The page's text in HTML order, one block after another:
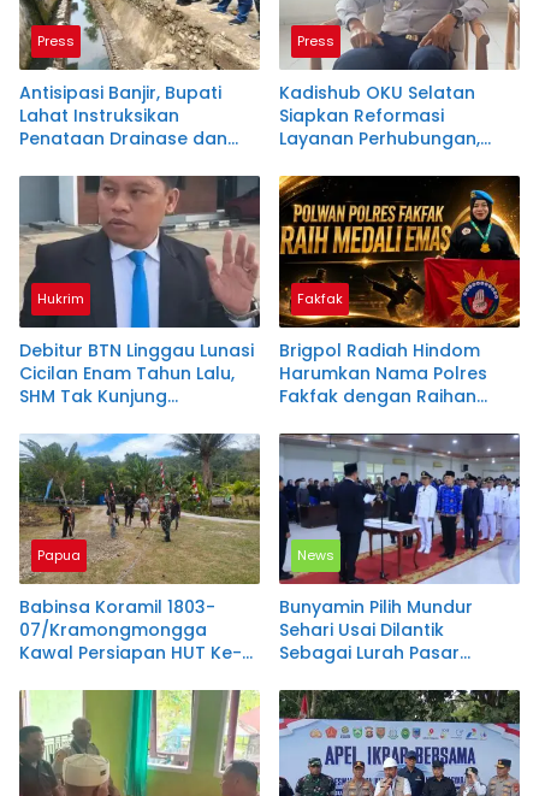
Press
Antisipasi Banjir, Bupati
Lahat Instruksikan
Penataan Drainase dan
Press
Kadishub OKU Selatan
Siapkan Reformasi
Layanan Perhubungan,
Jalan Jadi Prioritas
Hukrim
Debitur BTN Linggau Lunasi
Cicilan Enam Tahun Lalu,
SHM Tak Kunjung
Fakfak
Brigpol Radiah Hindom
Harumkan Nama Polres
Fakfak dengan Raihan
Silat
Papua
Babinsa Koramil 1803-
07/Kramongmongga
Kawal Persiapan HUT Ke-81
Lapangan Upacara Dimulai
News
Bunyamin Pilih Mundur
Sehari Usai Dilantik
Sebagai Lurah Pasar
Pemerintah OKU Selatan
Siapkan Plt